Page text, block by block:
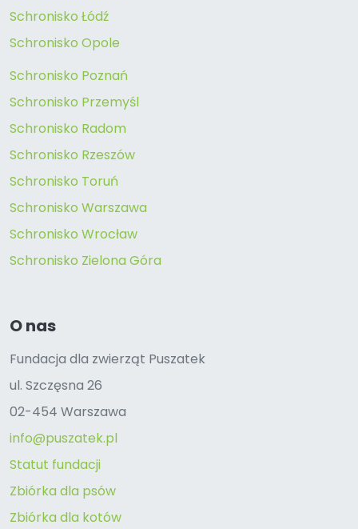
Schronisko Łódź
Schronisko Opole
Schronisko Poznań
Schronisko Przemyśl
Schronisko Radom
Schronisko Rzeszów
Schronisko Toruń
Schronisko Warszawa
Schronisko Wrocław
Schronisko Zielona Góra
O nas
Fundacja dla zwierząt Puszatek
ul. Szczęsna 26
02-454 Warszawa
info@puszatek.pl
Statut fundacji
Zbiórka dla psów
Zbiórka dla kotów